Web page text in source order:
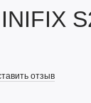
отзыв